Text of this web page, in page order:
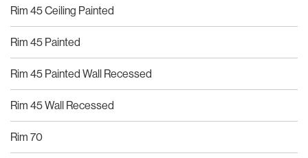
Rim 45 Ceiling Painted
Rim 45 Painted
Rim 45 Painted Wall Recessed
Rim 45 Wall Recessed
Rim 70